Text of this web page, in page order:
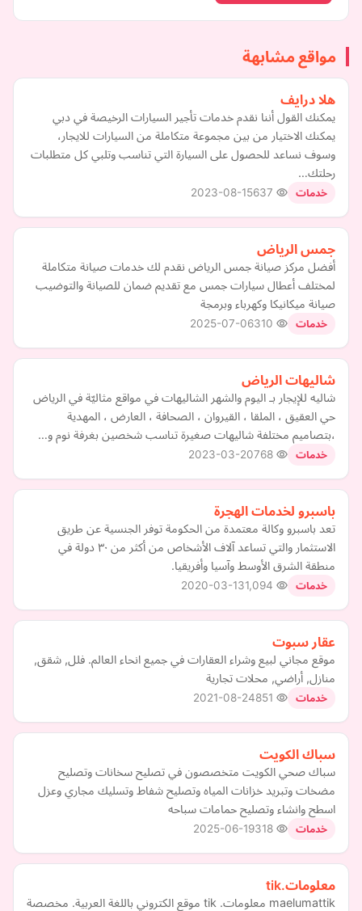
مواقع مشابهة
هلا درايف
يمكنك القول أننا نقدم خدمات تأجير السيارات الرخيصة في دبي
يمكنك الاختيار من بين مجموعة متكاملة من السيارات للايجار،
وسوف نساعد للحصول على السيارة التي تناسب وتلبي كل متطلبات
رحلتك…
خدمات 2023-08-15
جمس الرياض
أفضل مركز صيانة جمس الرياض نقدم لك خدمات صيانة متكاملة
لمختلف أعطال سيارات جمس مع تقديم ضمان للصيانة والتوضيب
صيانة ميكانيكا وكهرباء وبرمجة
خدمات 2025-07-06
شاليهات الرياض
شاليه للإيجار بـ اليوم والشهر الشاليهات في مواقع مثاليّة في الرياض
حي العقيق ، الملقا ، القيروان ، الصحافة ، العارض ، المهدية
،بتصاميم مختلفة شاليهات صغيرة تناسب شخصين بغرفة نوم و…
خدمات 2023-03-20
باسبرو لخدمات الهجرة
تعد باسبرو وكالة معتمدة من الحكومة توفر الجنسية عن طريق
الاستثمار والتي تساعد آلاف الأشخاص من أكثر من ٣٠ دولة في
منطقة الشرق الأوسط وآسيا وأفريقيا.
خدمات 2020-03-13
عقار سبوت
موقع مجاني لبيع وشراء العقارات في جميع انحاء العالم. فلل, شقق,
منازل, أراضي, محلات تجارية
خدمات 2021-08-24
سباك الكويت
سباك صحي الكويت متخصصون في تصليح سخانات وتصليح
مضخات وتبريد خزانات المياه وتصليح شفاط وتسليك مجاري وعزل
اسطح وانشاء وتصليح حمامات سباحه
خدمات 2025-06-19
معلومات.tik
maelumattik معلومات. tik موقع الكتروني باللغة العربية. مخصصة